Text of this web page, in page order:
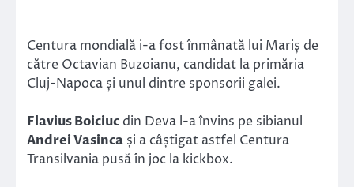
Centura mondială i-a fost înmânată lui Mariș de
către Octavian Buzoianu, candidat la primăria
Cluj-Napoca și unul dintre sponsorii galei.
Flavius Boiciuc din Deva l-a învins pe sibianul
Andrei Vasinca și a câștigat astfel Centura
Transilvania pusă în joc la kickbox.